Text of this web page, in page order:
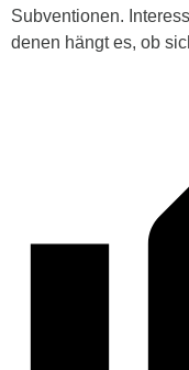
Subventionen.
denen hängt es, ob